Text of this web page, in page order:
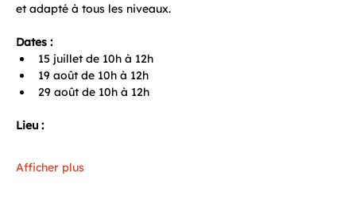
et adapté à tous les niveaux.
Dates :
15 juillet de 10h à 12h
19 août de 10h à 12h
29 août de 10h à 12h
Lieu :
Afficher plus